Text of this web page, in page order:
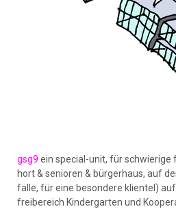
gsg9 ein special-unit, für schwierige
hort & senioren & bürgerhaus, auf
fälle, für eine besondere klientel)
freibereich Kindergarten und